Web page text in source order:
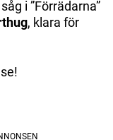
i ”Förrädarna”
, klara för